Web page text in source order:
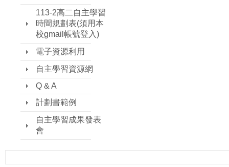
113-2高二自主學習
時間規劃表(須用本
校gmail帳號登入)
電子資源利用
自主學習資源網
Q & A
計劃書範例
自主學習成果發表
會